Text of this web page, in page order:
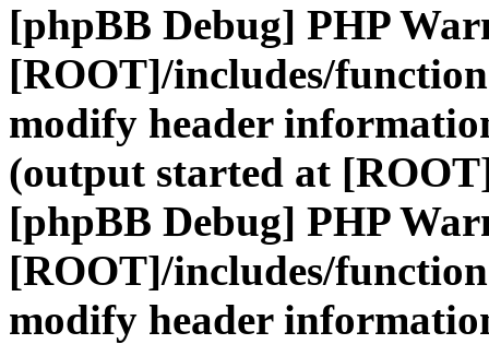
[phpBB Debug] PHP
[ROOT]/includes/
modify header
(output started at
[phpBB Debug] PHP
[ROOT]/includes/
modify header